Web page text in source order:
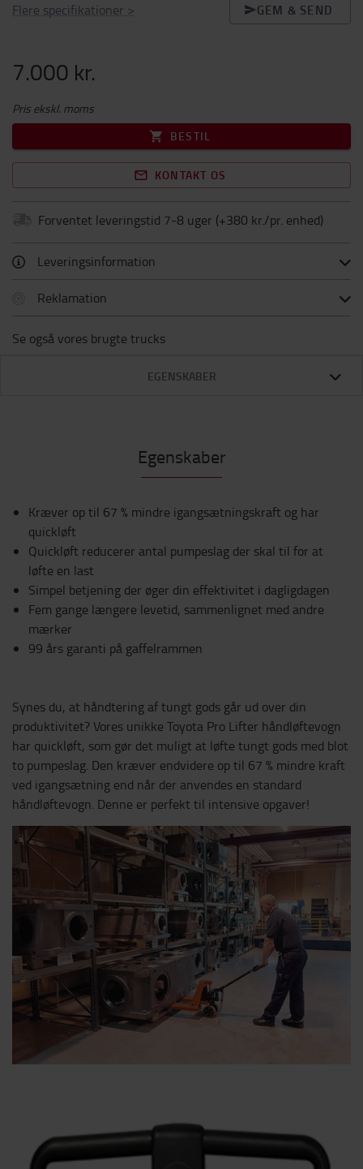
Flere specifikationer > GEM & SEND
7.000 kr.
Pris ekskl. moms
BESTIL
KONTAKT OS
Forventet leveringstid 7-8 uger (+380 kr./pr. enhed)
Leveringsinformation
Reklamation
Se også vores brugte trucks
EGENSKABER
Egenskaber
Kræver op til 67 % mindre igangsætningskraft og har
quickløft
Quickløft reducerer antal pumpeslag der skal til for at
løfte en last
Simpel betjening der øger din effektivitet i dagligdagen
Fem gange længere levetid, sammenlignet med andre
mærker
99 års garanti på gaffelrammen
Synes du, at håndtering af tungt gods går ud over din
produktivitet? Vores unikke Toyota Pro Lifter håndløftevogn
har quickløft, som gør det muligt at løfte tungt gods med blot
to pumpeslag. Den kræver endvidere op til 67 % mindre kraft
ved igangsætning end når der anvendes en standard
håndløftevogn. Denne er perfekt til intensive opgaver!